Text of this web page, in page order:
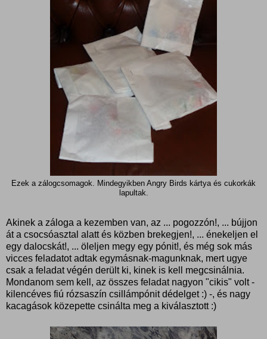
Ezek a zálogcsomagok. Mindegyikben Angry Birds kártya és cukorkák
lapultak.
Akinek a záloga a kezemben van, az ... pogozzón!, ... bújjon
át a csocsóasztal alatt és közben brekegjen!, ... énekeljen el
egy dalocskát!, ... öleljen megy egy pónit!, és még sok más
vicces feladatot adtak egymásnak-magunknak, mert ugye
csak a feladat végén derült ki, kinek is kell megcsinálnia.
Mondanom sem kell, az összes feladat nagyon "cikis" volt -
kilencéves fiú rózsaszín csillámpónit dédelget :) -, és nagy
kacagások közepette csinálta meg a kiválasztott :)